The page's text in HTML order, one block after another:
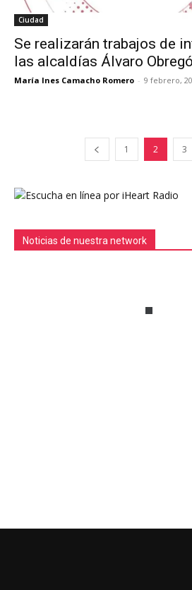
Ciudad
Se realizarán trabajos de
las alcaldías Álvaro
María Ines Camacho Romero - 9 febrero,
1 2 3
Noticias de nuestra network